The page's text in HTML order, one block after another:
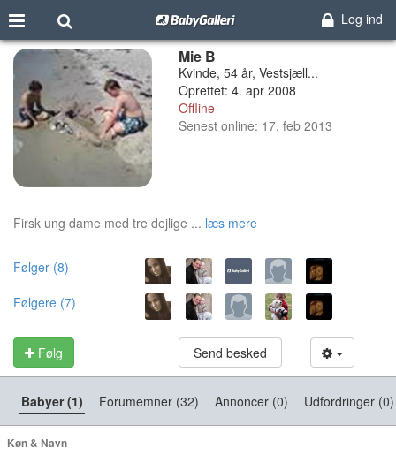
Log ind
Mie B
Kvinde, 54 år, Vestsjæll...
Oprettet: 4. apr 2008
Offline
Senest online: 17. feb 2013
Firsk ung dame med tre dejlige ... læs mere
Følger (8)
Følgere (7)
Følg Send besked
Babyer (1) Forumemner (32) Annoncer (0) Udfordringer (0)
Køn & Navn